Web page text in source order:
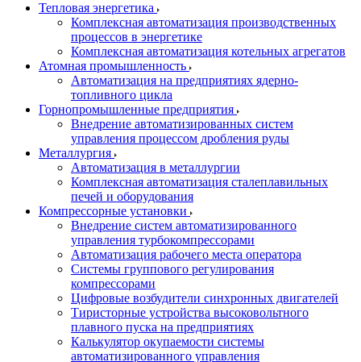
Тепловая энергетика
Комплексная автоматизация производственных
процессов в энергетике
Комплексная автоматизация котельных агрегатов
Атомная промышленность
Автоматизация на предприятиях ядерно-
топливного цикла
Горнопромышленные предприятия
Внедрение автоматизированных систем
управления процессом дробления руды
Металлургия
Автоматизация в металлургии
Комплексная автоматизация сталеплавильных
печей и оборудования
Компрессорные установки
Внедрение систем автоматизированного
управления турбокомпрессорами
Автоматизация рабочего места оператора
Системы группового регулирования
компрессорами
Цифровые возбудители синхронных двигателей
Тиристорные устройства высоковольтного
плавного пуска на предприятиях
Калькулятор окупаемости системы
автоматизированного управления